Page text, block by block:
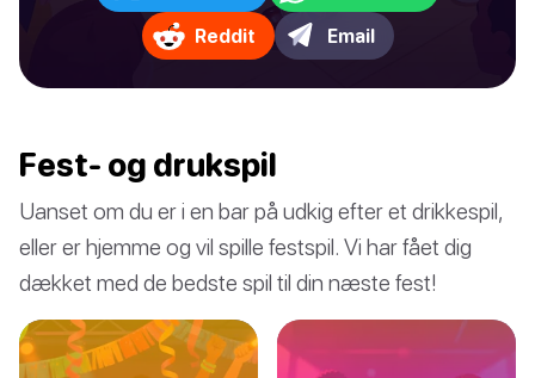
Reddit Email
Fest- og drukspil
Uanset om du er i en bar på udkig efter et drikkespil,
eller er hjemme og vil spille festspil. Vi har fået dig
dækket med de bedste spil til din næste fest!